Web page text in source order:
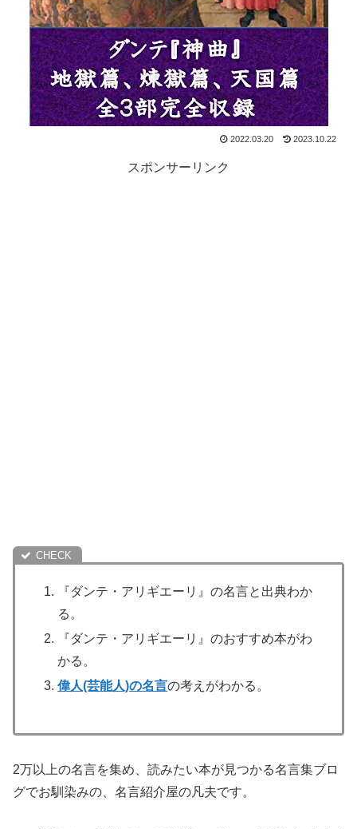
2022.03.20 2023.10.22
スポンサーリンク
『ダンテ・アリギエーリ』の名言と出典わか
る。
『ダンテ・アリギエーリ』のおすすめ本がわ
かる。
偉人(芸能人)の名言の考えがわかる。
2万以上の名言を集め、読みたい本が見つかる名言集ブロ
グでお馴染みの、名言紹介屋の凡夫です。